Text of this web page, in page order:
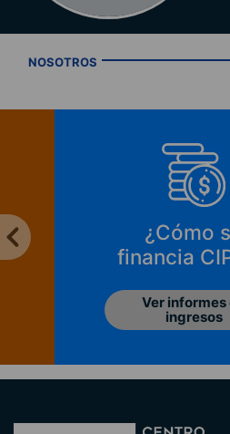
NOSOTROS
¿Cómo
financia
Ver informes
ingresos